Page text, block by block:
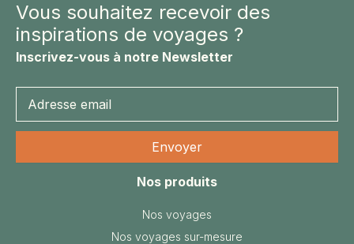
Vous souhaitez recevoir des
inspirations de voyages ?
Inscrivez-vous à notre Newsletter
Nos produits
Nos voyages
Nos voyages sur-mesure